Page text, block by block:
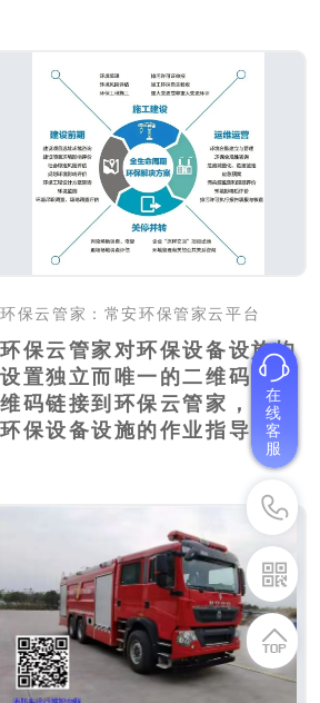
环保云管家：常安环保管家云平台
环保云管家对环保设备设施均
设置独立而唯一的二维码，二
维码链接到环保云管家，实现
环保设备设施的作业指导书、
在
线
客
服